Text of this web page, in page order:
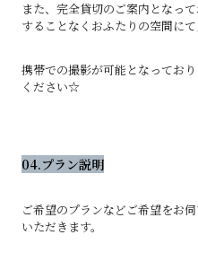
また、完全貸切のご案内となっ
することなくおふたりの空間に
携帯での撮影が可能となってお
ください☆
04.プラン説明
ご希望のプランなどご希望をお
いただきます。